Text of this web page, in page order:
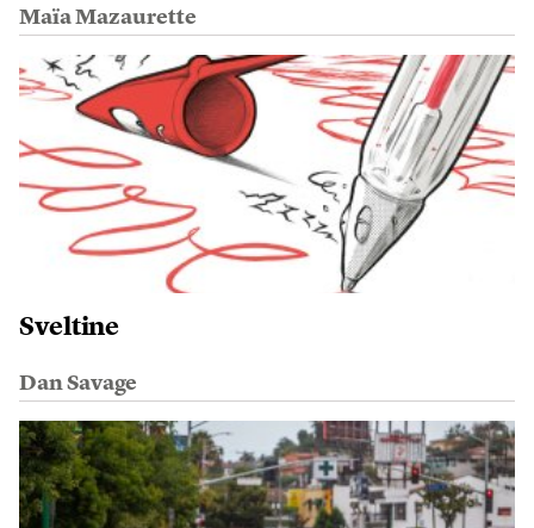
Maïa Mazaurette
Sveltine
Dan Savage